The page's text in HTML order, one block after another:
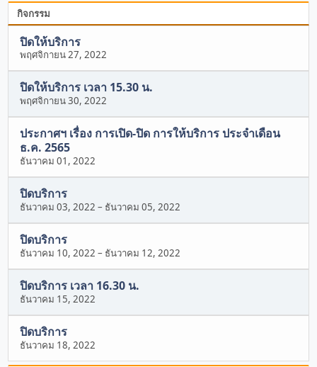
กิจกรรม
ปิดให้บริการ
พฤศจิกายน 27, 2022
ปิดให้บริการ เวลา 15.30 น.
พฤศจิกายน 30, 2022
ประกาศฯ เรื่อง การเปิด-ปิด การให้บริการ ประจำเดือน
ธ.ค. 2565
ธันวาคม 01, 2022
ปิดบริการ
ธันวาคม 03, 2022 – ธันวาคม 05, 2022
ปิดบริการ
ธันวาคม 10, 2022 – ธันวาคม 12, 2022
ปิดบริการ เวลา 16.30 น.
ธันวาคม 15, 2022
ปิดบริการ
ธันวาคม 18, 2022